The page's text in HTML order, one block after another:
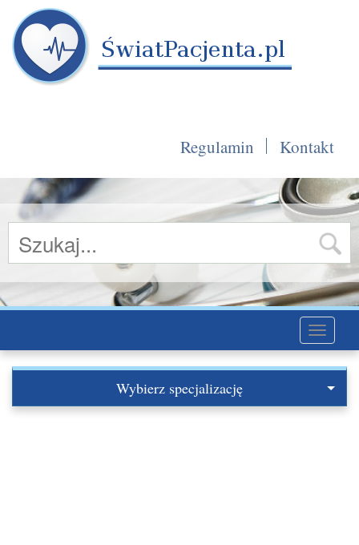
Regulamin Kontakt
Toggle
Wybierz specjalizację